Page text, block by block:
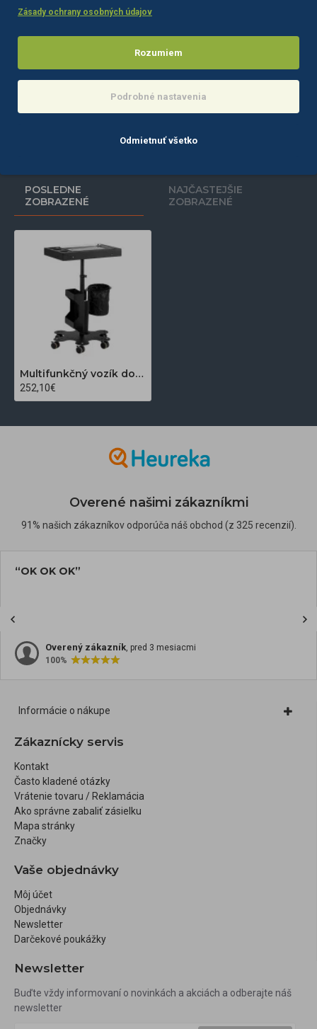
137,60€
POSLEDNE
ZOBRAZENÉ
NAJČASTEJŠIE
ZOBRAZENÉ
Multifunkčný vozík do tetovacieho štúdia PRO INK 716 C čierny
252,10€
Overené našimi zákazníkmi
91% našich zákazníkov odporúča náš obchod (z 325 recenzií).
“OK OK OK”
Overený zákazník, pred 3 mesiacmi
100%
Informácie o nákupe
Zákaznícky servis
Kontakt
Často kladené otázky
Vrátenie tovaru / Reklamácia
Ako správne zabaliť zásielku
Mapa stránky
Značky
Vaše objednávky
Môj účet
Objednávky
Newsletter
Darčekové poukážky
Newsletter
Buďte vždy informovaní o novinkách a akciách a odberajte náš
newsletter
Zásady ochrany osobných údajov
Rozumiem
Podrobné nastavenia
Odmietnuť všetko